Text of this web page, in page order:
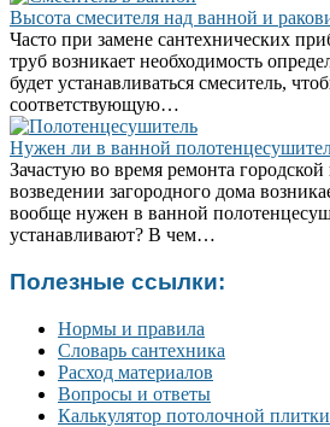
Высота смесителя над ванной и
Часто при замене сантехнических
труб возникает необходимость
будет устанавливаться смеситель,
соответствующую…
Нужен ли в ванной
Зачастую во время ремонта
возведении загородного дома
вообще нужен в ванной
устанавливают? В чем…
Полезные ссылки:
Нормы и правила
Словарь сантехника
Расход материалов
Вопросы и ответы
Калькулятор потолочной плитки